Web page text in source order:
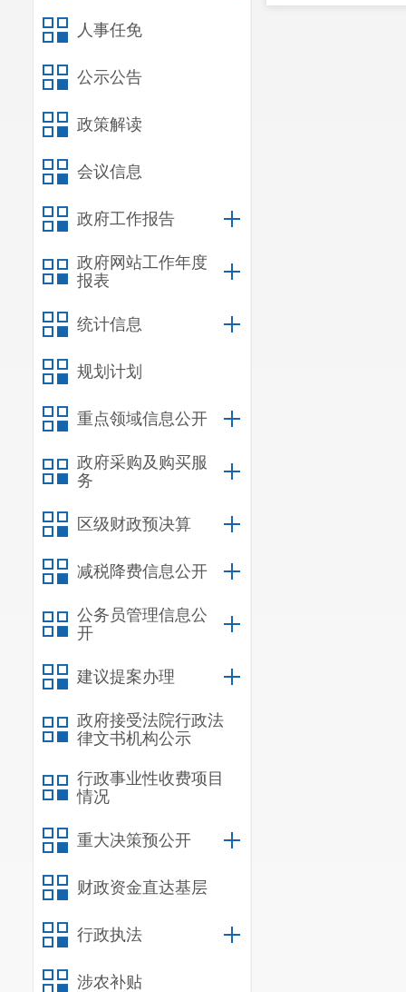
人事任免
公示公告
政策解读
会议信息
政府工作报告
政府网站工作年度
报表
统计信息
规划计划
重点领域信息公开
政府采购及购买服
务
区级财政预决算
减税降费信息公开
公务员管理信息公
开
建议提案办理
政府接受法院行政法
律文书机构公示
行政事业性收费项目
情况
重大决策预公开
财政资金直达基层
行政执法
涉农补贴